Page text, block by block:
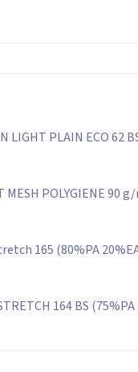
LIGHT PLAIN ECO 62
MESH POLYGIENE 90
165 (80%PA
164 BS